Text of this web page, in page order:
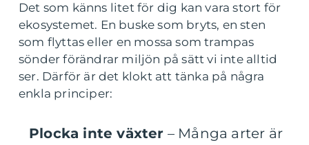
Det som känns litet för dig kan vara stort för
ekosystemet. En buske som bryts, en sten
som flyttas eller en mossa som trampas
sönder förändrar miljön på sätt vi inte alltid
ser. Därför är det klokt att tänka på några
enkla principer:
Plocka inte växter – Många arter är